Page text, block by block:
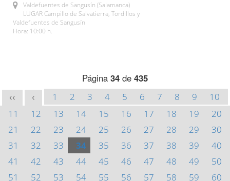
Valdefuentes de Sangusín (Salamanca)
LUGAR Campillo de Salvatierra, Tordillos y
Valdefuentes de Sangusín
Hora: 10:00 h.
Página 34 de 435
<< < 1 2 3 4 5 6 7 8 9
10
11
12 13 14 15 16 17 18 19
20
21
22 23 24 25 26 27 28 29
30
31
32 33 34 35 36 37 38 39
40
41
42 43 44 45 46 47 48 49
50
51
52 53 54 55 56 57 58 59
60